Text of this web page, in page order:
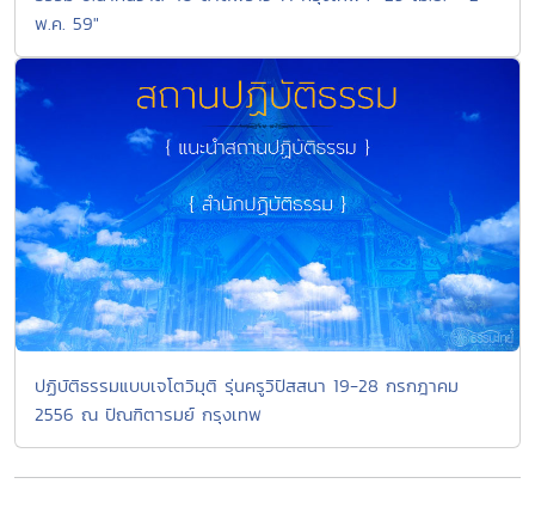
พ.ค. 59"
ปฏิบัติธรรมแบบเจโตวิมุติ รุ่นครูวิปัสสนา 19-28 กรกฎาคม
2556 ณ ปัณฑิตารมย์ กรุงเทพ